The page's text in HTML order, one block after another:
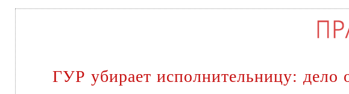
ГУР убирает исполнительницу: